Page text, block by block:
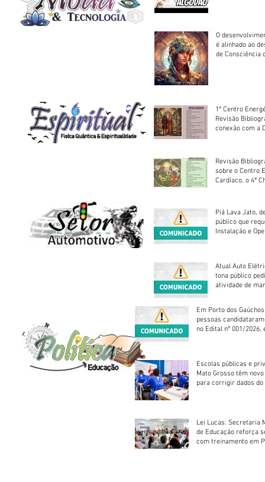
O
é alinhado ao
de Consciência
1º Centro
Revisão
conexão com a
Revisão
sobre o Centro
Cardíaco, o 4ª
Piá Lava Jato,
público que
Instalação e
Atual Auto
tona público
atividade de
Em Porto dos
pessoas
no Edital nº 001/2026,
Escolas públicas e
Mato Grosso têm
para corrigir dados do
Lei Lucas: Secretaria
de Educação reforça
com treinamento em